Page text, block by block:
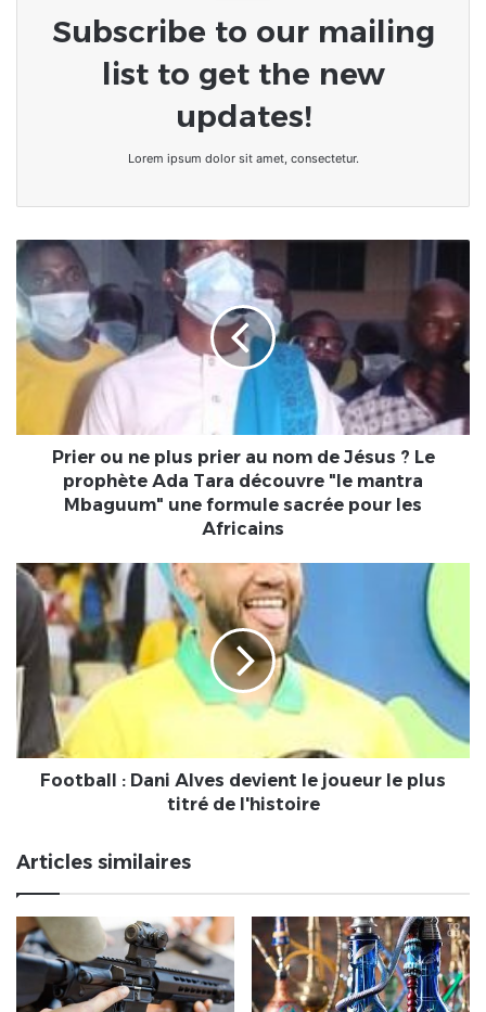
Subscribe to our mailing
list to get the new
updates!
Lorem ipsum dolor sit amet, consectetur.
Prier
ne
plus
prier
Jésus
prophète
découvre
mantra
Mbaguum"
une
formule
sacrée
pour
les
Africains
Prier ou ne plus prier au nom de Jésus ? Le
prophète Ada Tara découvre "le mantra
Mbaguum" une formule sacrée pour les
Africains
Football
Dani
devient
le
joueur
le
plus
Football : Dani Alves devient le joueur le plus
titré de l'histoire
Articles similaires